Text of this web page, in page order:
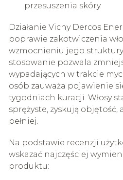
przesuszenia skóry.
Działanie Vichy Dercos
poprawie zakotwiczenia
wzmocnieniu jego
stosowanie pozwala
wypadających w trakcie
osób zauważa pojawienie
tygodniach kuracji. Włosy
sprężyste, zyskują objętość,
pełniej.
Na podstawie recenzji
wskazać najczęściej
produktu: